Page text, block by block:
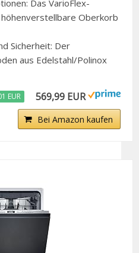
Das VarioFlex-
Oberkorb
Sicherheit: Der
aus Edelstahl/Polinox
EUR 569,99 EUR
Bei Amazon kaufen